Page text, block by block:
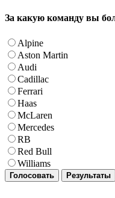
За какую команду вы
Alpine
Aston Martin
Audi
Cadillac
Ferrari
Haas
McLaren
Mercedes
RB
Red Bull
Williams
Голосовать Результаты